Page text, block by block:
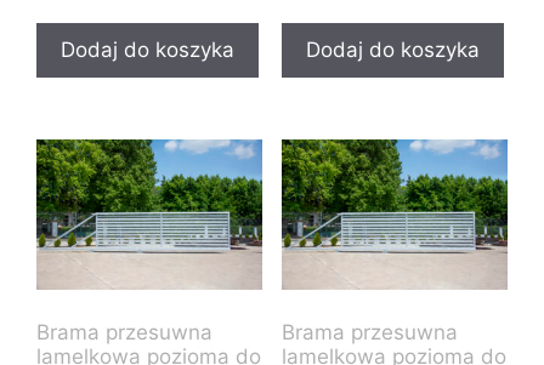
Dodaj do koszyka Dodaj do koszyka
Brama przesuwna
lamelkowa pozioma do
Brama przesuwna
lamelkowa pozioma do